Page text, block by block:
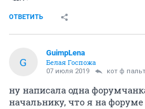
ОТВЕТИТЬ
G
GuimpLena
Белая Госпожа
07 июля 2019 кот ф
ну написала одна
начальнику, что я на